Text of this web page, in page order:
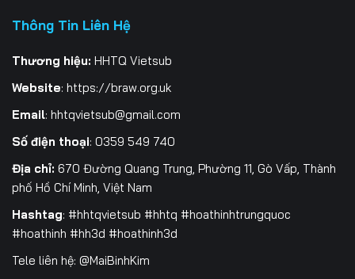
Thông Tin Liên Hệ
Thương hiệu: HHTQ Vietsub
Website: https://braw.org.uk
Email: hhtqvietsub@gmail.com
Số điện thoại: 0359 549 740
Địa chỉ: 670 Đường Quang Trung, Phường 11, Gò Vấp, Thành
phố Hồ Chí Minh, Việt Nam
Hashtag: #hhtqvietsub #hhtq #hoathinhtrungquoc
#hoathinh #hh3d #hoathinh3d
Tele liên hệ: @MaiBinhKim